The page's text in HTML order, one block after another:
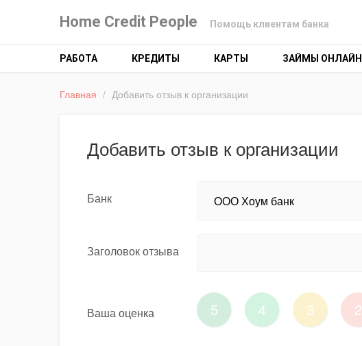
Home Credit People Помощь клиентам банка
РАБОТА КРЕДИТЫ КАРТЫ ЗАЙМЫ ОНЛАЙН
Главная / Добавить отзыв к организации
Добавить отзыв к организации
Банк
Заголовок отзыва
Ваша оценка 5 4 3 2